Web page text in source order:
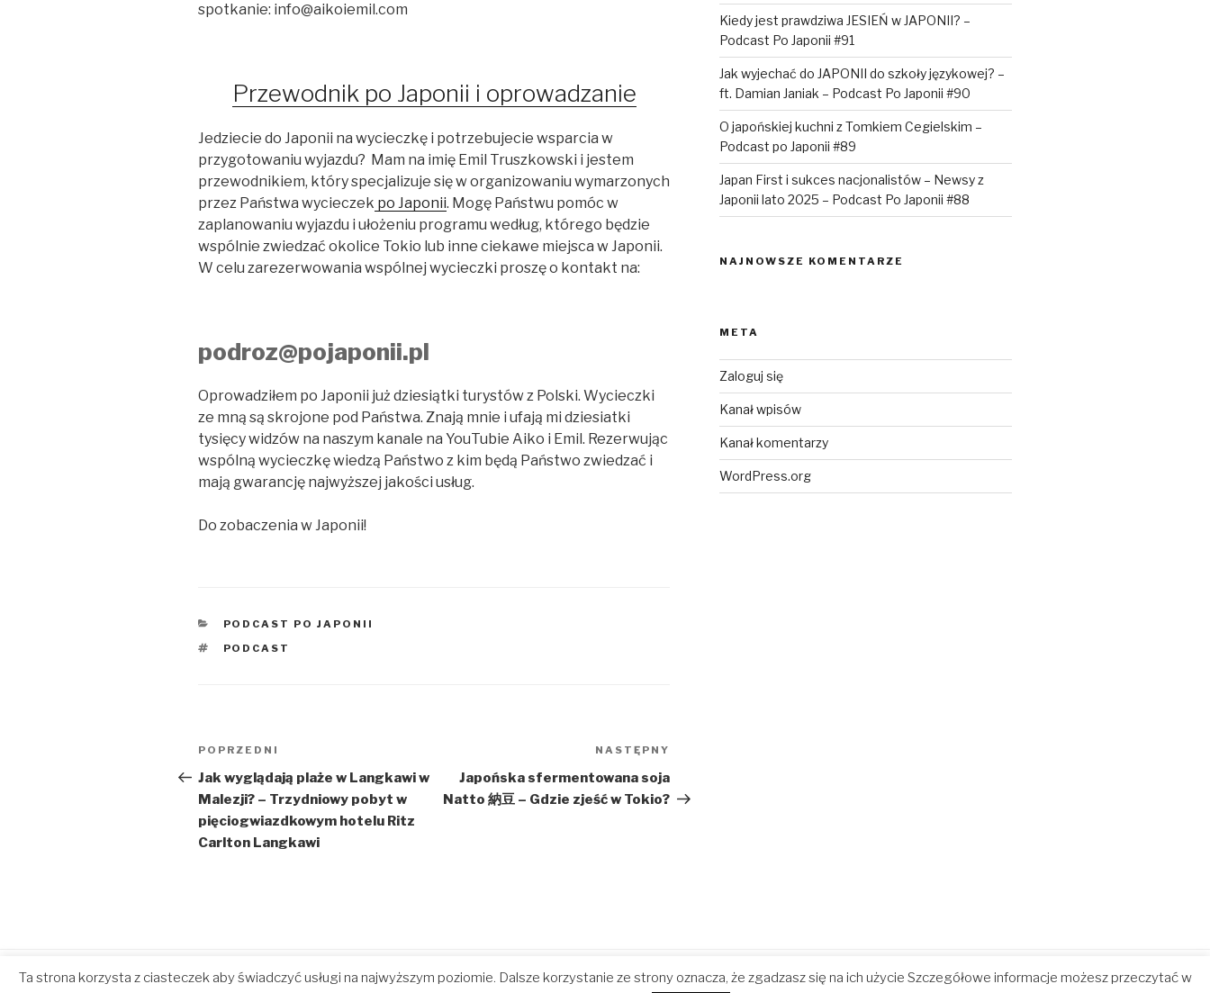
spotkanie: info@aikoiemil.com
Przewodnik po Japonii i oprowadzanie
Jedziecie do Japonii na wycieczkę i potrzebujecie wsparcia w
przygotowaniu wyjazdu? Mam na imię Emil Truszkowski i jestem
przewodnikiem, który specjalizuje się w organizowaniu wymarzonych
przez Państwa wycieczek po Japonii. Mogę Państwu pomóc w
zaplanowaniu wyjazdu i ułożeniu programu według, którego będzie
wspólnie zwiedzać okolice Tokio lub inne ciekawe miejsca w Japonii.
W celu zarezerwowania wspólnej wycieczki proszę o kontakt na:
podroz@pojaponii.pl
Oprowadziłem po Japonii już dziesiątki turystów z Polski. Wycieczki
ze mną są skrojone pod Państwa. Znają mnie i ufają mi dziesiatki
tysięcy widzów na naszym kanale na YouTubie Aiko i Emil. Rezerwując
wspólną wycieczkę wiedzą Państwo z kim będą Państwo zwiedzać i
mają gwarancję najwyższej jakości usług.
Do zobaczenia w Japonii!
KATEGORIE
PODCAST PO JAPONII
TAGI
PODCAST
Zobacz
wpisy
Poprzedni
wpis
POPRZEDNI
Jak wyglądają plaże w Langkawi w
Malezji? – Trzydniowy pobyt w
pięciogwiazdkowym hotelu Ritz
Carlton Langkawi
wpis
NASTĘPNY
Japońska sfermentowana soja
Natto 納豆 – Gdzie zjeść w Tokio?
Kiedy jest prawdziwa JESIEŃ w JAPONII? –
Podcast Po Japonii #91
Jak wyjechać do JAPONII do szkoły językowej? –
ft. Damian Janiak – Podcast Po Japonii #90
O japońskiej kuchni z Tomkiem Cegielskim –
Podcast po Japonii #89
Japan First i sukces nacjonalistów – Newsy z
Japonii lato 2025 – Podcast Po Japonii #88
NAJNOWSZE KOMENTARZE
META
Zaloguj się
Kanał wpisów
Kanał komentarzy
WordPress.org
Ta strona korzysta z ciasteczek aby świadczyć usługi na najwyższym poziomie. Dalsze korzystanie ze strony oznacza, że zgadzasz się na ich użycie Szczegółowe informacje możesz przeczytać w